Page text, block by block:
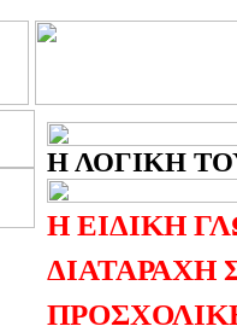
Η ΛΟΓΙΚΗ
Η ΕΙΔΙΚΗ
ΔΙΑΤΑΡΑΧΗ